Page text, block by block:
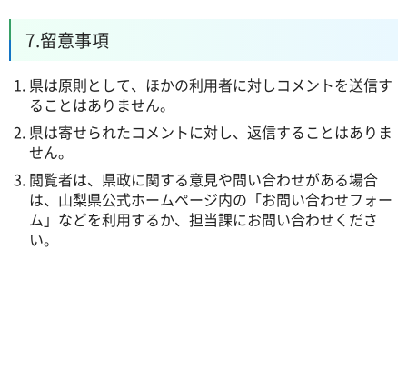
7.留意事項
県は原則として、ほかの利用者に対しコメントを送信す
ることはありません。
県は寄せられたコメントに対し、返信することはありま
せん。
閲覧者は、県政に関する意見や問い合わせがある場合
は、山梨県公式ホームページ内の「お問い合わせフォー
ム」などを利用するか、担当課にお問い合わせくださ
い。